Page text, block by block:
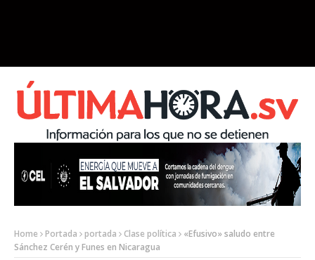
Home Portada portada Clase política
«Efusivo» saludo entre
Sánchez Cerén y Funes en Nicaragua